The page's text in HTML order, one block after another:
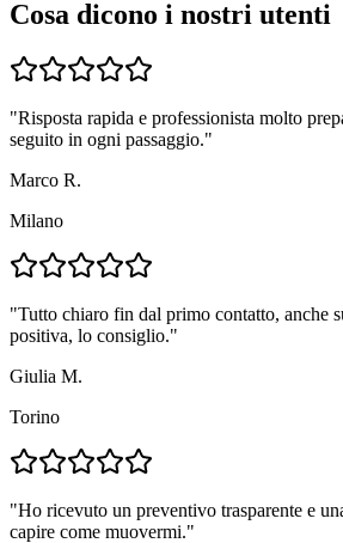
Cosa dicono i nostri utenti
"Risposta rapida e professionista molto
seguito in ogni passaggio."
Marco R.
Milano
"Tutto chiaro fin dal primo contatto, anche
positiva, lo consiglio."
Giulia M.
Torino
"Ho ricevuto un preventivo trasparente e
capire come muovermi."